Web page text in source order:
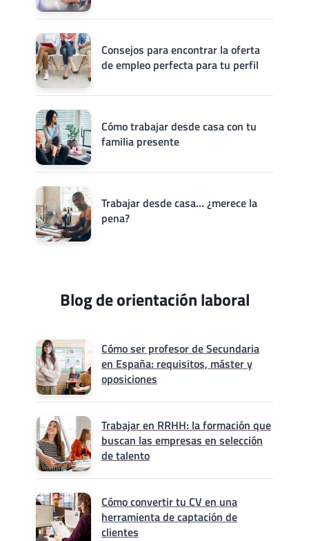
Consejos para encontrar la oferta
de empleo perfecta para tu perfil
Cómo trabajar desde casa con tu
familia presente
Trabajar desde casa… ¿merece la
pena?
Blog de orientación laboral
Cómo ser profesor de Secundaria
en España: requisitos, máster y
oposiciones
Trabajar en RRHH: la formación que
buscan las empresas en selección
de talento
Cómo convertir tu CV en una
herramienta de captación de
clientes